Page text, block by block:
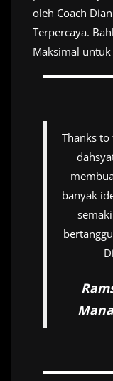
oleh Coach
Terpercaya.
Maksimal untuk
Thanks to
banyak